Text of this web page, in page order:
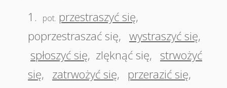
1.
pot. przestraszyć się,
poprzestraszać się, wystraszyć się,
spłoszyć się, zlęknąć się,
strwożyć
się, zatrwożyć się, przerazić się,